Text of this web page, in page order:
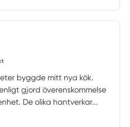
byggde mitt nya kök.
gjord överenskommelse
De olika hantverkar...